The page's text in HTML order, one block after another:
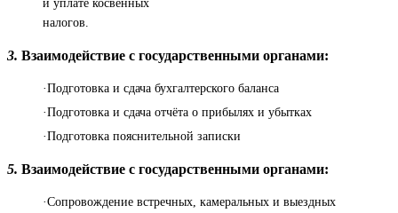
и уплате косвенных
налогов.
3. Взаимодействие с государственными органами:
·Подготовка и сдача бухгалтерского баланса
·Подготовка и сдача отчёта о прибылях и убытках
·Подготовка пояснительной записки
5. Взаимодействие с государственными органами:
·Сопровождение встречных, камеральных и выездных